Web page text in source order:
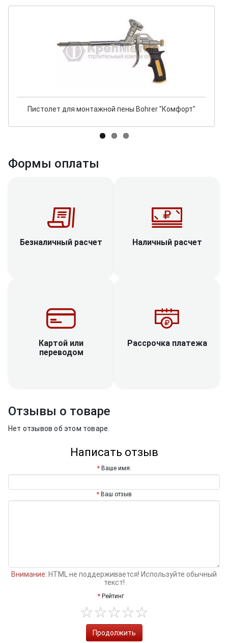
Пистолет для монтажной пены Bohrer "Комфорт"
Формы оплаты
Безналичный расчет Наличный расчет
Картой или
переводом
Рассрочка платежа
Отзывы о товаре
Нет отзывов об этом товаре.
Написать отзыв
Ваше имя:
Ваш отзыв
Внимание: HTML не поддерживается! Используйте обычный
текст!
Рейтинг
Продолжить